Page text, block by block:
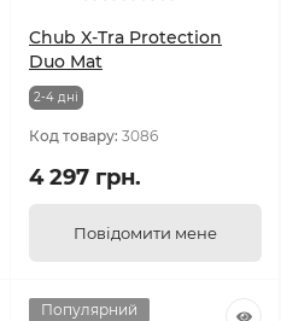
Chub X-Tra Protection
Duo Mat
2-4 днi
Код товару: 3086
4 297 грн.
Повідомити мене
Популярний